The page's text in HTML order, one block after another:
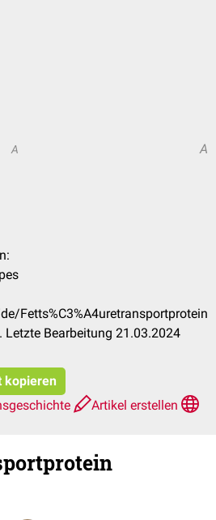
A A
Fetts%C3%A4uretransportprotein
Bearbeitung 21.03.2024
kopieren
Artikel erstellen